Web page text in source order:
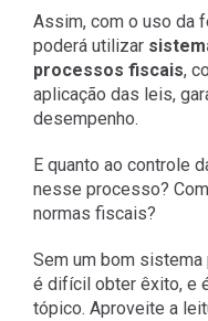
Assim, com o uso da
poderá utilizar
processos fiscais,
aplicação das leis,
desempenho.
E quanto ao controle
nesse processo?
normas fiscais?
Sem um bom
é difícil obter êxito, e
tópico. Aproveite a